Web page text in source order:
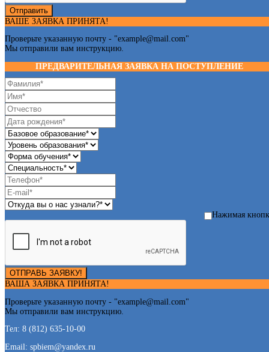
Отправить
ВАШЕ ЗАЯВКА ПРИНЯТА!
Проверьте указанную почту - "example@mail.com"
Мы отправили вам инструкцию.
ПРЕДВАРИТЕЛЬНАЯ ЗАЯВКА НА ПОСТУПЛЕНИЕ
Нажимая
ОТПРАВЬ ЗАЯВКУ!
ВАША ЗАЯВКА ПРИНЯТА!
Проверьте указанную почту - "example@mail.com"
Мы отправили вам инструкцию.
Тел: 8 (812) 635-10-00
Email: spbiem@yandex.ru